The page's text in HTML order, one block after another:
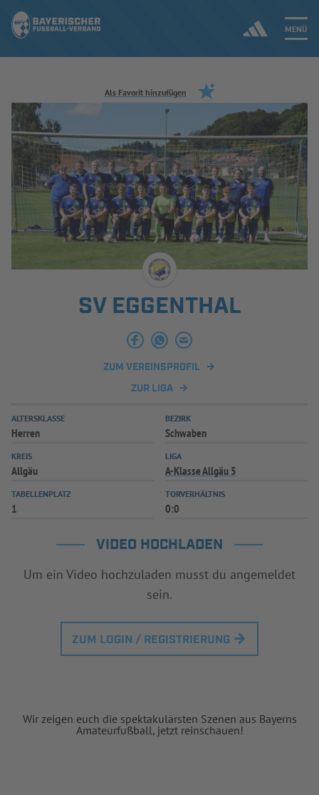
MENÜ
Jetzt einloggen
ERGEBNISSE & WETTBEWERBE
NEUIGKEITEN
SPIELBETRIEB & VERBANDSLEBEN
AUSBILDUNG & FÖRDERUNG
INFOTHEK SPIELPLUS
Als Favorit hinzufügen
SV EGGENTHAL
ZUM VEREINSPROFIL
ZUR LIGA
ALTERSKLASSE
Herren
BEZIRK
Schwaben
KREIS
Allgäu
LIGA
A-Klasse Allgäu 5
TABELLENPLATZ
1
TORVERHÄLTNIS
0:0
VIDEO HOCHLADEN
Um ein Video hochzuladen musst du angemeldet
sein.
ZUM LOGIN / REGISTRIERUNG
Wir zeigen euch die spektakulärsten Szenen aus Bayerns
Amateurfußball, jetzt reinschauen!